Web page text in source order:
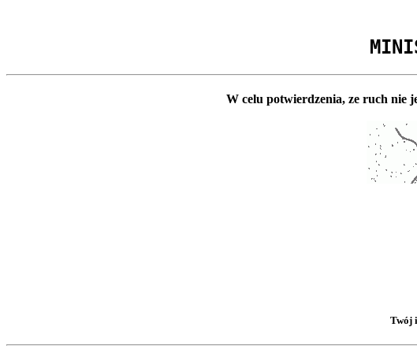
W celu potwierdzenia, ze ruch nie
Twój